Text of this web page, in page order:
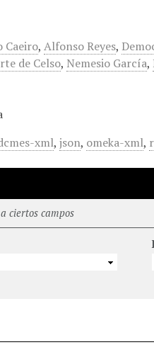
Caeiro,Alfonso Reyes,
de Celso, Nemesio García,
xml,json, omeka-xml,
ciertos campos